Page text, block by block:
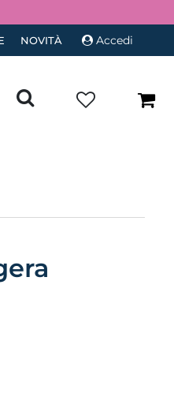
NOVITÀ Accedi